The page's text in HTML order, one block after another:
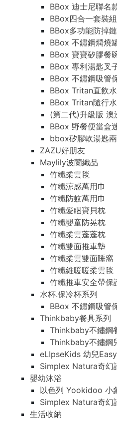
BBox 迪士尼聯名
BBox四合一套裝組
BBox多功能防掉鏈
BBox 不鏽鋼燜燒
BBox 寶寶矽膠餐
BBox 專利湯匙叉
BBox 不鏽鋼吸管
BBox Tritan直飲
BBox Tritan隨行
(第二代)升級版
BBox 野餐便當盒
bbox矽膠軟湯匙
ZAZU好朋友
Maylily波蘭織品
竹纖柔雲毯
竹纖涼感萬用巾
竹纖防蚊萬用巾
竹纖愛睏寶貝枕
竹纖嬰童防晃枕
竹纖柔雲蓬蓬枕
竹纖雙面推車墊
竹纖柔雲雙面睡窩
竹纖維暖暖柔雲毯
竹纖推車安全帶保
水杯.保冷杯系列
BBox 不鏽鋼吸管
Thinkbaby餐具系列
Thinkbaby不鏽鋼
Thinkbaby不鏽鋼
eLIpseKids 幼兒
Simplex Natura奇幻
嬰幼沐浴
以色列 Yookidoo 小
Simplex Natura奇幻
生活收納